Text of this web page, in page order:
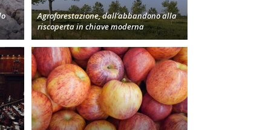
Agroforestazione, dall’abbandono alla
riscoperta in chiave moderna